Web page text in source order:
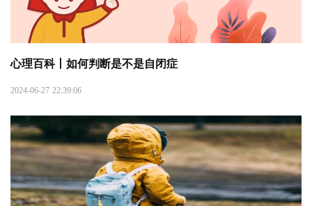
心理百科丨如何判断是不是自闭症
2024-06-27 22:39:06